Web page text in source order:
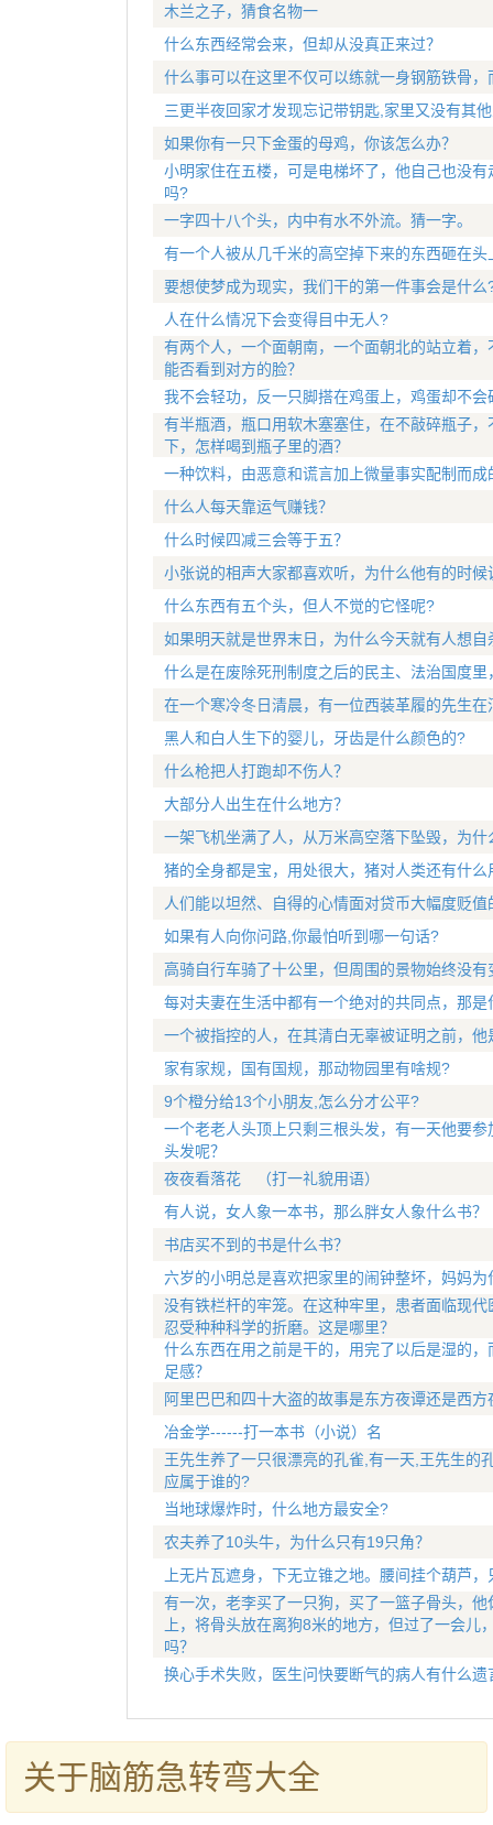
木兰之子，猜食名物一
什么东西经常会来，但却从没真正来过？
什么事可以在这里不仅可以练就一身钢筋铁骨，
三更半夜回家才发现忘记带钥匙,家里又没有其
如果你有一只下金蛋的母鸡，你该怎么办？
小明家住在五楼，可是电梯坏了，他自己也没
吗?
一字四十八个头，内中有水不外流。猜一字。
有一个人被从几千米的高空掉下来的东西砸在
要想使梦成为现实，我们干的第一件事会是什么
人在什么情况下会变得目中无人?
有两个人，一个面朝南，一个面朝北的站立着
能否看到对方的脸？
我不会轻功，反一只脚搭在鸡蛋上，鸡蛋却不会
有半瓶酒，瓶口用软木塞塞住，在不敲碎瓶子
下，怎样喝到瓶子里的酒？
一种饮料，由恶意和谎言加上微量事实配制而
什么人每天靠运气赚钱？
什么时候四减三会等于五？
小张说的相声大家都喜欢听，为什么他有的时候
什么东西有五个头，但人不觉的它怪呢?
如果明天就是世界末日，为什么今天就有人想自
什么是在废除死刑制度之后的民主、法治国度
在一个寒冷冬日清晨，有一位西装革履的先生
黑人和白人生下的婴儿，牙齿是什么颜色的?
什么枪把人打跑却不伤人？
大部分人出生在什么地方？
一架飞机坐满了人，从万米高空落下坠毁，为
猪的全身都是宝，用处很大，猪对人类还有什么
人们能以坦然、自得的心情面对贷币大幅度贬
如果有人向你问路,你最怕听到哪一句话?
高骑自行车骑了十公里，但周围的景物始终没有
每对夫妻在生活中都有一个绝对的共同点，那是
一个被指控的人，在其清白无辜被证明之前，
家有家规，国有国规，那动物园里有啥规?
9个橙分给13个小朋友,怎么分才公平?
一个老老人头顶上只剩三根头发，有一天他要
头发呢？
夜夜看落花 （打一礼貌用语）
有人说，女人象一本书，那么胖女人象什么书？
书店买不到的书是什么书？
六岁的小明总是喜欢把家里的闹钟整坏，妈妈
没有铁栏杆的牢笼。在这种牢里，患者面临现
忍受种种科学的折磨。这是哪里？
什么东西在用之前是干的，用完了以后是湿的
足感？
阿里巴巴和四十大盗的故事是东方夜谭还是西方
冶金学------打一本书（小说）名
王先生养了一只很漂亮的孔雀,有一天,王先生的
应属于谁的?
当地球爆炸时，什么地方最安全?
农夫养了10头牛，为什么只有19只角？
上无片瓦遮身，下无立锥之地。腰间挂个葫芦
有一次，老李买了一只狗，买了一篮子骨头，
上，将骨头放在离狗8米的地方，但过了一会
吗？
换心手术失败，医生问快要断气的病人有什么
关于脑筋急转弯大全